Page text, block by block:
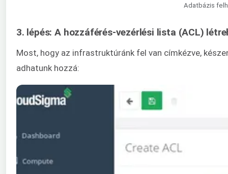
Adatbázis
3. lépés: A hozzáférés-vezérlési lista (ACL)
Most, hogy az infrastruktúránk fel van címkézve,
adhatunk hozzá: